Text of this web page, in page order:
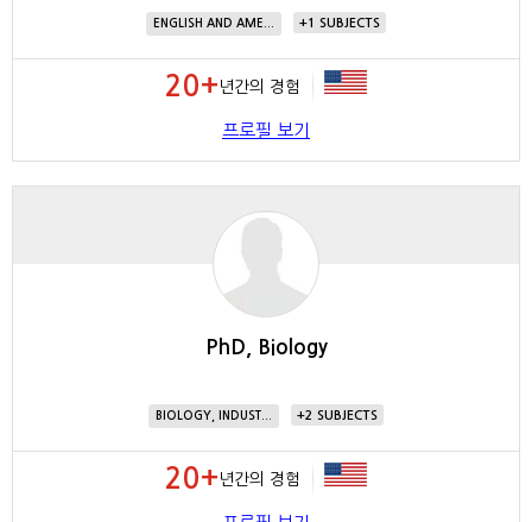
ENGLISH AND AME... 1
20+ 년간의 경험
프로필 보기
PhD, Biology
BIOLOGY, INDUST... 2
20+ 년간의 경험